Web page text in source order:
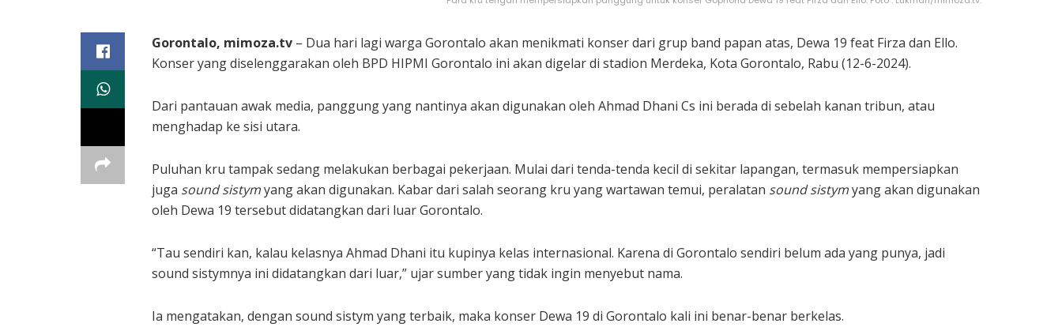
Gorontalo, mimoza.tv – Dua hari lagi warga Gorontalo akan menikmati konser dari grup band papan atas, Dewa 19 feat Firza dan Ello.
Konser yang diselenggarakan oleh BPD HIPMI Gorontalo ini akan digelar di stadion Merdeka, Kota Gorontalo, Rabu (12-6-2024).
Dari pantauan awak media, panggung yang nantinya akan digunakan oleh Ahmad Dhani Cs ini berada di sebelah kanan tribun, atau
menghadap ke sisi utara.
Puluhan kru tampak sedang melakukan berbagai pekerjaan. Mulai dari tenda-tenda kecil di sekitar lapangan, termasuk mempersiapkan
juga sound sistymyang akan digunakan. Kabar dari salah seorang kru yang wartawan temui, peralatan sound sistymyang akan digunakan
oleh Dewa 19 tersebut didatangkan dari luar Gorontalo.
“Tau sendiri kan, kalau kelasnya Ahmad Dhani itu kupinya kelas internasional. Karena di Gorontalo sendiri belum ada yang punya, jadi
sound sistymnya ini didatangkan dari luar,” ujar sumber yang tidak ingin menyebut nama.
Ia mengatakan, dengan sound sistym yang terbaik, maka konser Dewa 19 di Gorontalo kali ini benar-benar berkelas.